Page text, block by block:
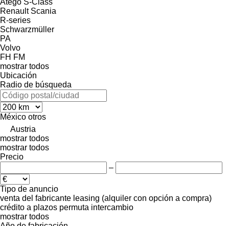
Renault Scania
R-series
Schwarzmüller
PA
Volvo
FH FM
mostrar todos
Ubicación
Radio de búsqueda
México otros
Austria
mostrar todos
mostrar todos
Precio
–
Tipo de anuncio
venta del fabricante leasing (alquiler con opción a compra)
crédito a plazos permuta intercambio
mostrar todos